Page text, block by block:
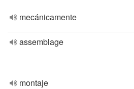
mecánicamente
assemblage
montaje